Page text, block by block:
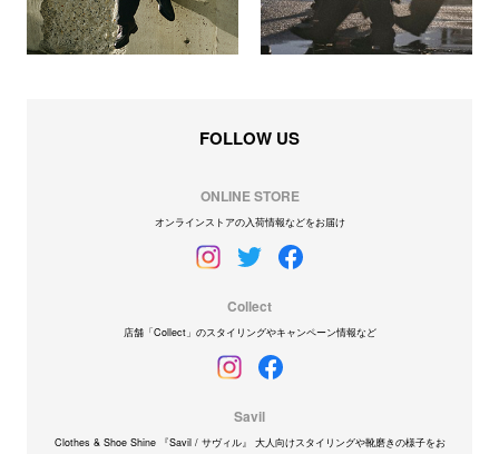
FOLLOW US
ONLINE STORE
オンラインストアの入荷情報などをお届け
Collect
店舗「Collect」のスタイリングやキャンペーン情報など
Savil
Clothes & Shoe Shine 『Savil / サヴィル』 大人向けスタイリングや靴磨きの様子をお